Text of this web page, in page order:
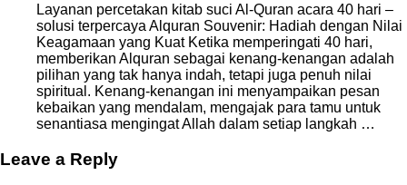
Layanan percetakan kitab suci Al-Quran acara 40 hari –
solusi terpercaya Alquran Souvenir: Hadiah dengan Nilai
Keagamaan yang Kuat Ketika memperingati 40 hari,
memberikan Alquran sebagai kenang-kenangan adalah
pilihan yang tak hanya indah, tetapi juga penuh nilai
spiritual. Kenang-kenangan ini menyampaikan pesan
kebaikan yang mendalam, mengajak para tamu untuk
senantiasa mengingat Allah dalam setiap langkah …
Leave a Reply